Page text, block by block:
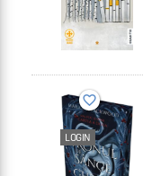
favorite_border
LOGIN